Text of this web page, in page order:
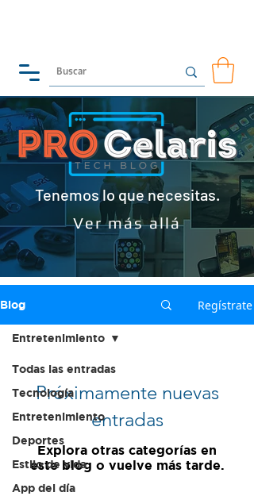
Tenemos lo que necesitas.
Ver más allá
Blog Regístrate
Todas las entradas
Tecnología
Entretenimiento
Deportes
Estilo de vida
App del día
Entretenimiento
Próximamente nuevas
entradas
Explora otras categorías en
este blog o vuelve más tarde.